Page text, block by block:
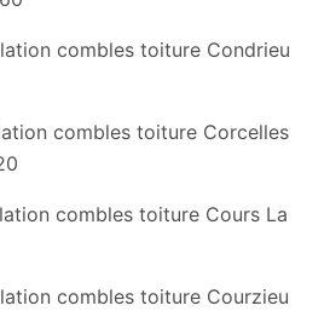
combles toiture Condrieu
combles toiture Corcelles
combles toiture Cours La
combles toiture Courzieu